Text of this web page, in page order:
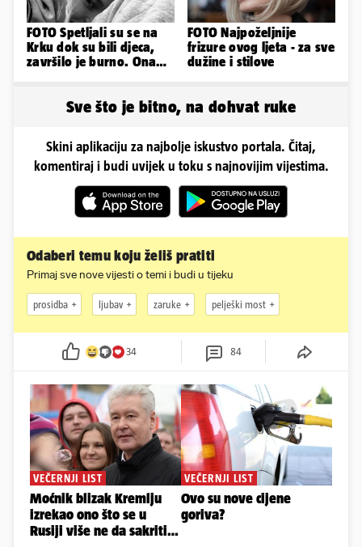
FOTO Spetljali su se na
Krku dok su bili djeca,
završilo je burno. Ona
FOTO Najpoželjnije
frizure ovog ljeta - za sve
dužine i stilove
Sve što je bitno, na dohvat ruke
Skini aplikaciju za najbolje iskustvo portala. Čitaj,
komentiraj i budi uvijek u toku s najnovijim vijestima.
Odaberi temu koju želiš pratiti
Primaj sve nove vijesti o temi i budi u tijeku
prosidba ljubav zaruke pelješki most
34 84